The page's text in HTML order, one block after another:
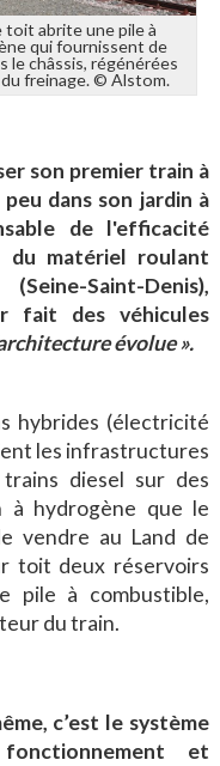
toit abrite une pile à
qui fournissent de
le châssis, régénérées
freinage. © Alstom.
son premier train à
dans son jardin à
de l'efficacité
du matériel roulant
Saint-Denis),
fait des véhicules
évolue ».
hybrides (électricité
les infrastructures
diesel sur des
à hydrogène que le
vendre au Land de
toit deux réservoirs
pile à combustible,
du train.
c’est le système
et